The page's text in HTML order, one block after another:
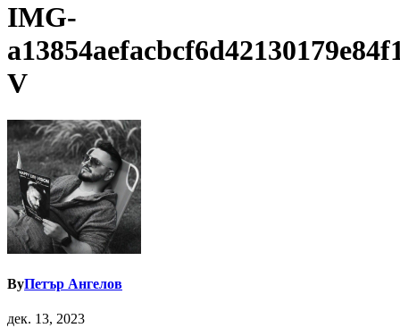
IMG-
V
ByПетър Ангелов
дек. 13, 2023